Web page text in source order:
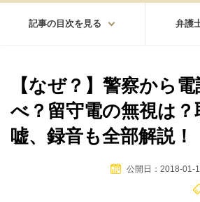
記事の目次を見る 弁護
都道府県から探す
北海道・東北
北海道 青森 岩手 宮城 秋田
【なぜ？】警察から
べ？留守電の無視は？
嘘、録音も全部解説！
公開日：2018-01-